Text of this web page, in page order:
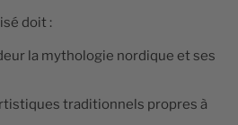
doit :
la mythologie nordique et ses
traditionnels propres à